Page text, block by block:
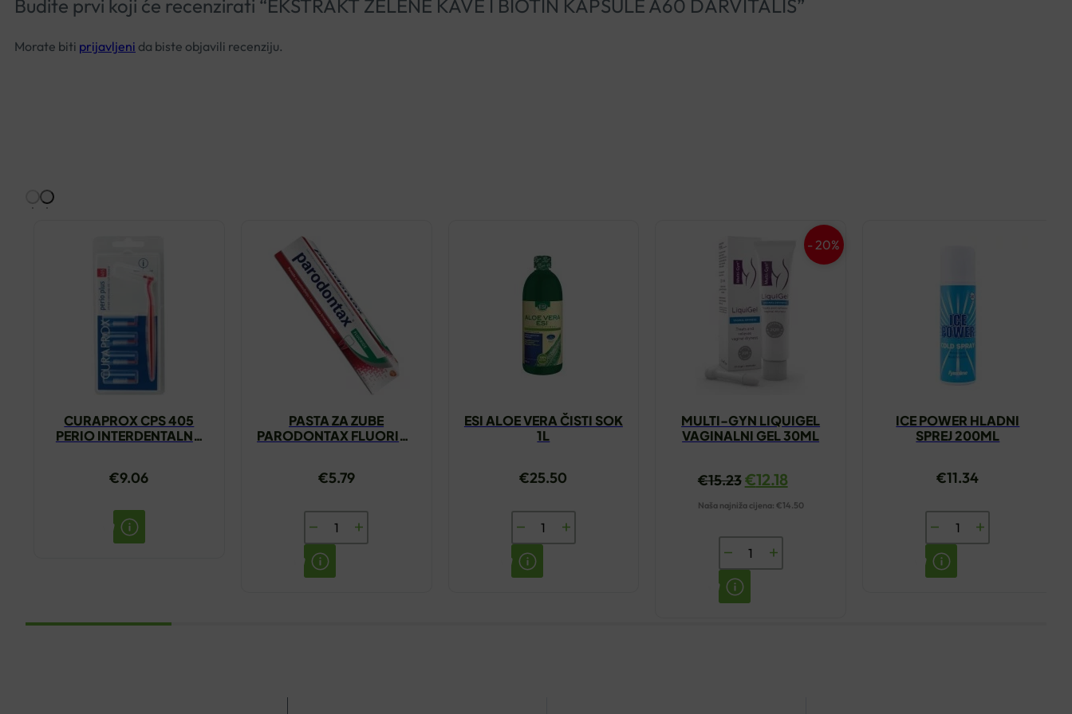
Budite prvi koji će recenzirati “EKSTRAKT ZELENE KAVE I BIOTIN KAPSULE A60 DARVITALIS”
Morate biti prijavljeni da biste objavili recenziju.
CURAPROX CPS 405
PERIO INTERDENTALNA
€9.06
PASTA ZA ZUBE
PARODONTAX FLUORIDE
€5.79
PASTA
ZA
ZUBE
ESI ALOE VERA ČISTI SOK
1L
€25.50
ESI
ALOE
VERA
MULTI-GYN LIQUIGEL
VAGINALNI GEL 30ML
- 20%
€15.23€12.18
Naša najniža cijena: €14.50
MULTI-
GYN
LIQUIGEL
ICE POWER HLADNI
SPREJ 200ML
€11.34
ICE
POWER
HLADNI